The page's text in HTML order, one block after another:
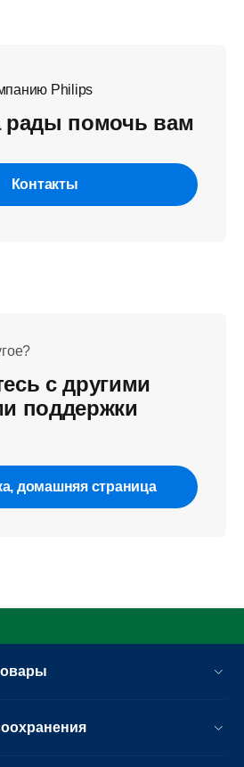
Philips
рады помочь вам
Контакты
с другими
поддержки
домашняя страница